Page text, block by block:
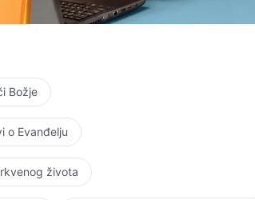
Božje
o Evanđelju
života